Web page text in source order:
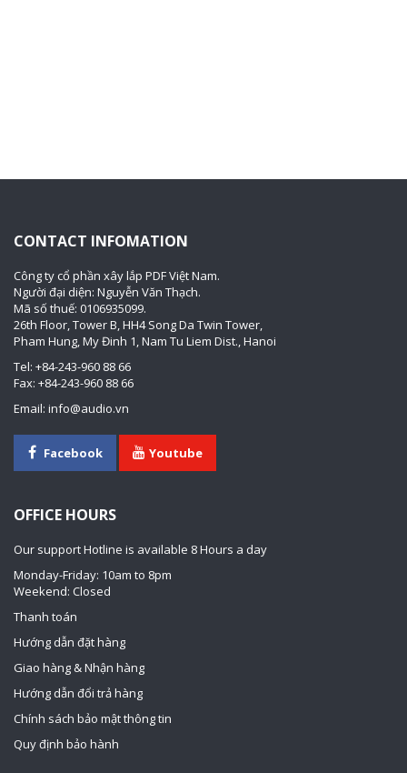
CONTACT INFOMATION
Công ty cổ phần xây lắp PDF Việt Nam.
Người đại diện: Nguyễn Văn Thạch.
Mã số thuế: 0106935099.
26th Floor, Tower B, HH4 Song Da Twin Tower,
Pham Hung, My Đinh 1, Nam Tu Liem Dist., Hanoi
Tel: +84-243-960 88 66
Fax: +84-243-960 88 66
Email: info@audio.vn
Facebook Youtube
OFFICE HOURS
Our support Hotline is available 8 Hours a day
Monday-Friday: 10am to 8pm
Weekend: Closed
Thanh toán
Hướng dẫn đặt hàng
Giao hàng & Nhận hàng
Hướng dẫn đổi trả hàng
Chính sách bảo mật thông tin
Quy định bảo hành